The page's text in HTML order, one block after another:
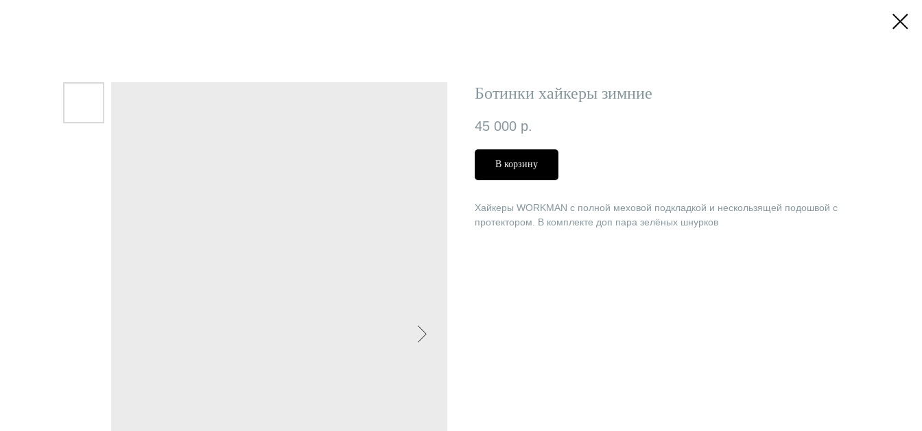
Ботинки хайкеры зимние
45 000 р.
В корзину
Хайкеры WORKMAN с полной меховой подкладкой и нескользящей подошвой с
протектором. В комплекте доп пара зелёных шнурков